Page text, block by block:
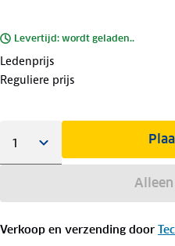
Levertijd: wordt geladen..
Ledenprijs
Reguliere prijs
Verkoop en verzending door